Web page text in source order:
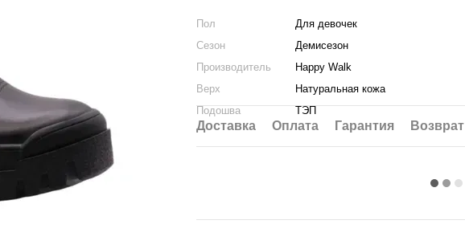
Пол
Для девочек
Сезон
Демисезон
Производитель
Happy Walk
Верх
Натуральная кожа
Подошва
ТЭП
Доставка Оплата Гарантия Возврат